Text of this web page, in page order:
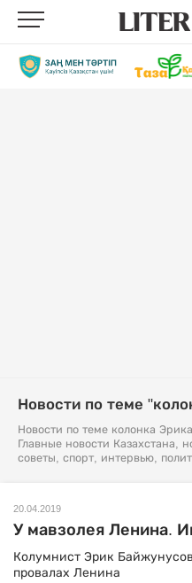
Новости по теме
Новости по теме колонка
Главные новости Казахстана,
советы, спорт, интервью,
20.04.2019
У мавзолея Ленина.
Колумнист Эрик
провалах Ленина